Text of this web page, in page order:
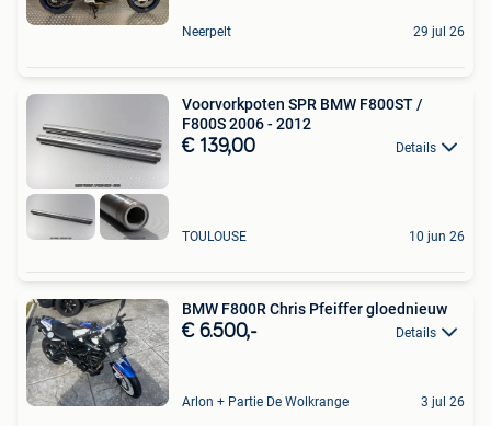
Neerpelt 29 jul 26
Voorvorkpoten SPR BMW F800ST /
F800S 2006 - 2012
€ 139,00 Details
TOULOUSE 10 jun 26
BMW F800R Chris Pfeiffer gloednieuw
€ 6.500,- Details
Arlon + Partie De Wolkrange 3 jul 26